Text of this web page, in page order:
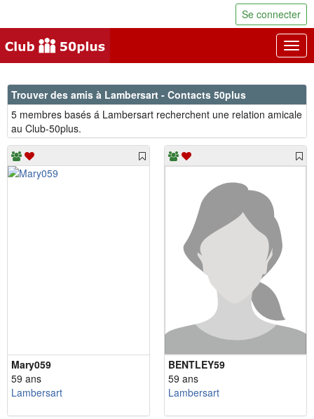
Se connecter
Trouver des amis à Lambersart - Contacts 50plus
5 membres basés á Lambersart recherchent une relation amicale
au Club-50plus.
Mary059
59 ans
Lambersart
BENTLEY59
59 ans
Lambersart